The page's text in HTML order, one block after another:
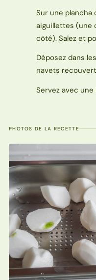
Sur une plancha
aiguillettes (une
côté). Salez et
Déposez dans
navets
Servez avec une
PHOTOS DE LA RECETTE